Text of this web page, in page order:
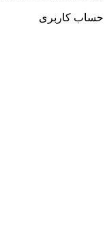
حساب کاربری